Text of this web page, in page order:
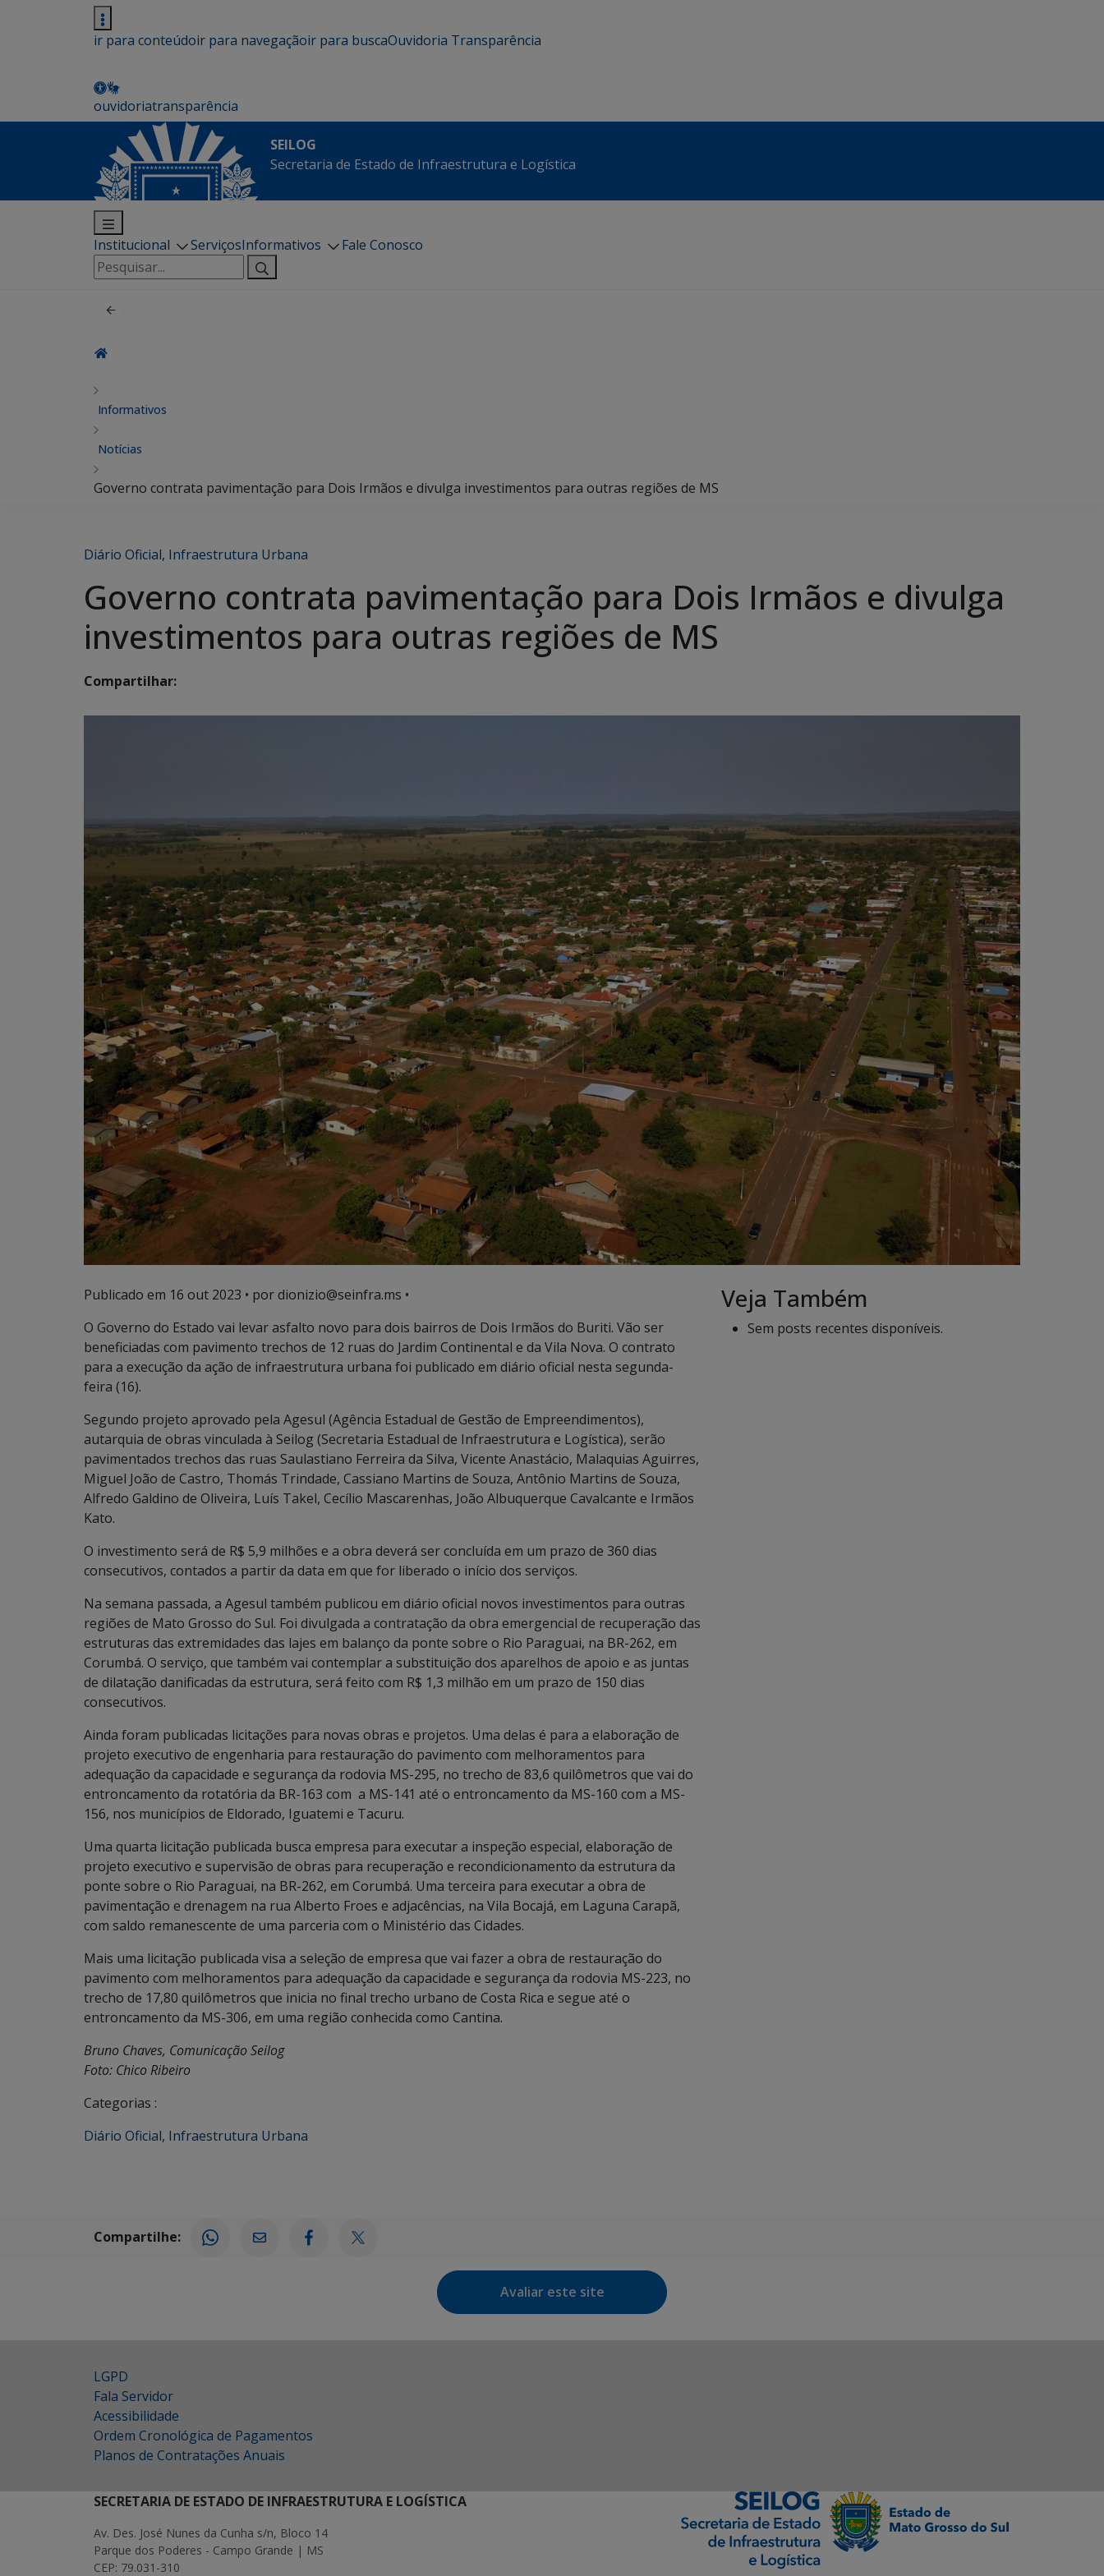
ir para conteúdoir para navegaçãoir para buscaOuvidoria Transparência
ouvidoriatransparência
SEILOG
Secretaria de Estado de Infraestrutura e Logística
Institucional ServiçosInformativos
Fale Conosco
Pesquisar
por:
Informativos
Notícias
Governo contrata pavimentação para Dois Irmãos e divulga investimentos para outras regiões de MS
Diário Oficial, Infraestrutura Urbana
Governo contrata pavimentação para Dois Irmãos e divulga
investimentos para outras regiões de MS
Compartilhar:
Publicado em 16 out 2023 • por dionizio@seinfra.ms •
O Governo do Estado vai levar asfalto novo para dois bairros de Dois Irmãos do Buriti. Vão ser
beneficiadas com pavimento trechos de 12 ruas do Jardim Continental e da Vila Nova. O contrato
para a execução da ação de infraestrutura urbana foi publicado em diário oficial nesta segunda-
feira (16).
Segundo projeto aprovado pela Agesul (Agência Estadual de Gestão de Empreendimentos),
autarquia de obras vinculada à Seilog (Secretaria Estadual de Infraestrutura e Logística), serão
pavimentados trechos das ruas Saulastiano Ferreira da Silva, Vicente Anastácio, Malaquias Aguirres,
Miguel João de Castro, Thomás Trindade, Cassiano Martins de Souza, Antônio Martins de Souza,
Alfredo Galdino de Oliveira, Luís Takel, Cecílio Mascarenhas, João Albuquerque Cavalcante e Irmãos
Kato.
O investimento será de R$ 5,9 milhões e a obra deverá ser concluída em um prazo de 360 dias
consecutivos, contados a partir da data em que for liberado o início dos serviços.
Na semana passada, a Agesul também publicou em diário oficial novos investimentos para outras
regiões de Mato Grosso do Sul. Foi divulgada a contratação da obra emergencial de recuperação das
estruturas das extremidades das lajes em balanço da ponte sobre o Rio Paraguai, na BR-262, em
Corumbá. O serviço, que também vai contemplar a substituição dos aparelhos de apoio e as juntas
de dilatação danificadas da estrutura, será feito com R$ 1,3 milhão em um prazo de 150 dias
consecutivos.
Ainda foram publicadas licitações para novas obras e projetos. Uma delas é para a elaboração de
projeto executivo de engenharia para restauração do pavimento com melhoramentos para
adequação da capacidade e segurança da rodovia MS-295, no trecho de 83,6 quilômetros que vai do
entroncamento da rotatória da BR-163 com a MS-141 até o entroncamento da MS-160 com a MS-
156, nos municípios de Eldorado, Iguatemi e Tacuru.
Uma quarta licitação publicada busca empresa para executar a inspeção especial, elaboração de
projeto executivo e supervisão de obras para recuperação e recondicionamento da estrutura da
ponte sobre o Rio Paraguai, na BR-262, em Corumbá. Uma terceira para executar a obra de
pavimentação e drenagem na rua Alberto Froes e adjacências, na Vila Bocajá, em Laguna Carapã,
com saldo remanescente de uma parceria com o Ministério das Cidades.
Mais uma licitação publicada visa a seleção de empresa que vai fazer a obra de restauração do
pavimento com melhoramentos para adequação da capacidade e segurança da rodovia MS-223, no
trecho de 17,80 quilômetros que inicia no final trecho urbano de Costa Rica e segue até o
entroncamento da MS-306, em uma região conhecida como Cantina.
Bruno Chaves, Comunicação Seilog
Foto: Chico Ribeiro
Categorias :
Diário Oficial, Infraestrutura Urbana
Veja Também
Sem posts recentes disponíveis.
Compartilhe:
Avaliar este site
LGPD
Fala Servidor
Acessibilidade
Ordem Cronológica de Pagamentos
Planos de Contratações Anuais
SECRETARIA DE ESTADO DE INFRAESTRUTURA E LOGÍSTICA
Av. Des. José Nunes da Cunha s/n, Bloco 14
Parque dos Poderes - Campo Grande | MS
CEP: 79.031-310